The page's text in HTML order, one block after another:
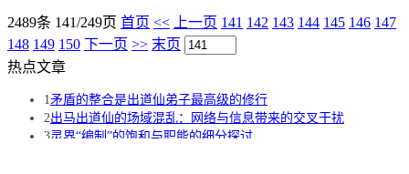
2489条 141/249页 首页 << 上一页 141 142 143 144 145 146 147
148 149 150 下一页 >> 末页
热点文章
1矛盾的整合是出道仙弟子最高级的修行
2出马出道仙的场域混乱：网络与信息带来的交叉干扰
3灵界“编制”的饱和与职能的细分探讨